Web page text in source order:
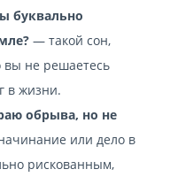
буквально
— такой сон,
вы не решаетесь
в жизни.
обрыва, но не
или дело в
рискованным,